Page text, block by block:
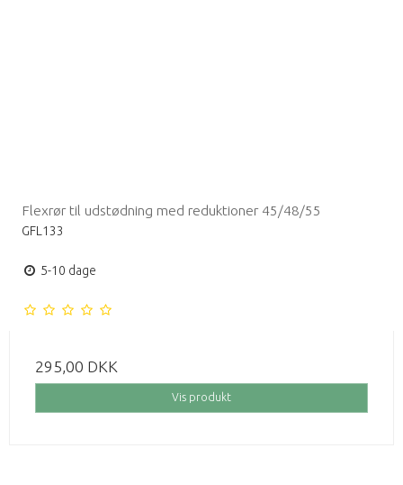
Flexrør til udstødning med reduktioner 45/48/55
GFL133
5-10 dage
295,00 DKK
Vis produkt